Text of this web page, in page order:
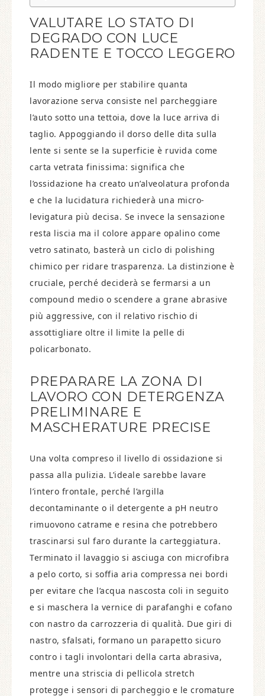
VALUTARE LO STATO DI
DEGRADO CON LUCE
RADENTE E TOCCO LEGGERO
Il modo migliore per stabilire quanta
lavorazione serva consiste nel parcheggiare
l’auto sotto una tettoia, dove la luce arriva di
taglio. Appoggiando il dorso delle dita sulla
lente si sente se la superficie è ruvida come
carta vetrata finissima: significa che
l’ossidazione ha creato un’alveolatura profonda
e che la lucidatura richiederà una micro-
levigatura più decisa. Se invece la sensazione
resta liscia ma il colore appare opalino come
vetro satinato, basterà un ciclo di polishing
chimico per ridare trasparenza. La distinzione è
cruciale, perché deciderà se fermarsi a un
compound medio o scendere a grane abrasive
più aggressive, con il relativo rischio di
assottigliare oltre il limite la pelle di
policarbonato.
PREPARARE LA ZONA DI
LAVORO CON DETERGENZA
PRELIMINARE E
MASCHERATURE PRECISE
Una volta compreso il livello di ossidazione si
passa alla pulizia. L’ideale sarebbe lavare
l’intero frontale, perché l’argilla
decontaminante o il detergente a pH neutro
rimuovono catrame e resina che potrebbero
trascinarsi sul faro durante la carteggiatura.
Terminato il lavaggio si asciuga con microfibra
a pelo corto, si soffia aria compressa nei bordi
per evitare che l’acqua nascosta coli in seguito
e si maschera la vernice di parafanghi e cofano
con nastro da carrozzeria di qualità. Due giri di
nastro, sfalsati, formano un parapetto sicuro
contro i tagli involontari della carta abrasiva,
mentre una striscia di pellicola stretch
protegge i sensori di parcheggio e le cromature